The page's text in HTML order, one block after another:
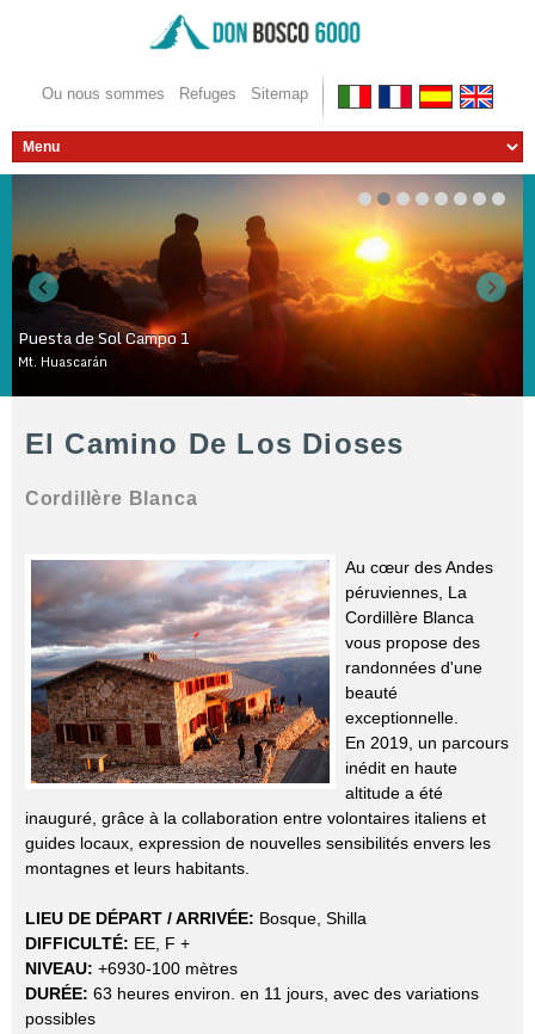
Ou nous sommes Refuges Sitemap
Puesta de Sol Campo 1
Mt. Huascarán
El Camino De Los Dioses
Cordillère Blanca
Au cœur des Andes
péruviennes, La
Cordillère Blanca
vous propose des
randonnées d'une
beauté
exceptionnelle.
En 2019, un parcours
inédit en haute
altitude a été
inauguré, grâce à la collaboration entre volontaires italiens et
guides locaux, expression de nouvelles sensibilités envers les
montagnes et leurs habitants.
LIEU DE DÉPART / ARRIVÉE: Bosque, Shilla
DIFFICULTÉ: EE, F +
NIVEAU: +6930-100 mètres
DURÉE: 63 heures environ. en 11 jours, avec des variations
possibles